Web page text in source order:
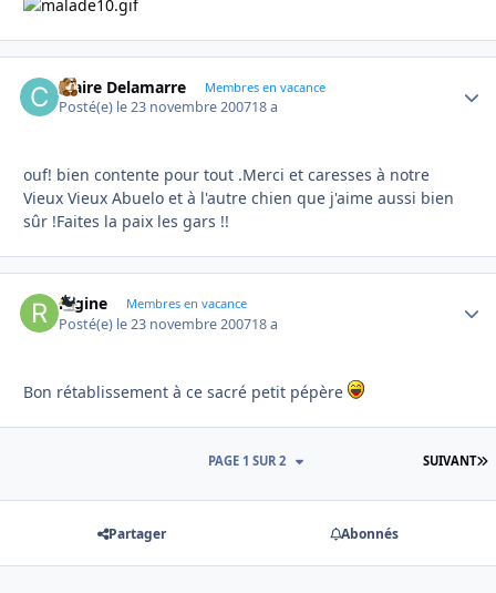
Claire Delamarre Membres en vacance
Posté(e) le 23 novembre 200718 a
ouf! bien contente pour tout .Merci et caresses à notre
Vieux Vieux Abuelo et à l'autre chien que j'aime aussi bien
sûr !Faites la paix les gars !!
regine Membres en vacance
Posté(e) le 23 novembre 200718 a
Bon rétablissement à ce sacré petit pépère
SUIVANT
PAGE 1 SUR 2
Partager Abonnés